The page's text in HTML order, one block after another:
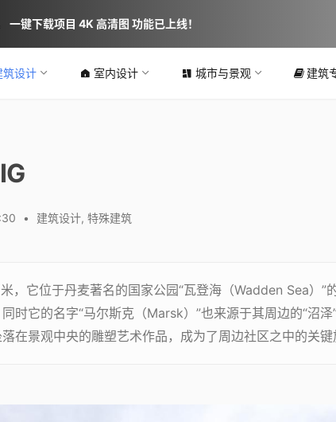
筑设计 室内设计 城市与景观 建筑
• 建筑设计, 特殊建筑
，它位于丹麦著名的国家公园“瓦登海（Wadden Sea）”
时它的名字“马尔斯克（Marsk）”也来源于其周边的“沼
在景观中央的雕塑艺术作品，成为了周边社区之中的关键
一键下载项目 4K 高清图 功能已上线！